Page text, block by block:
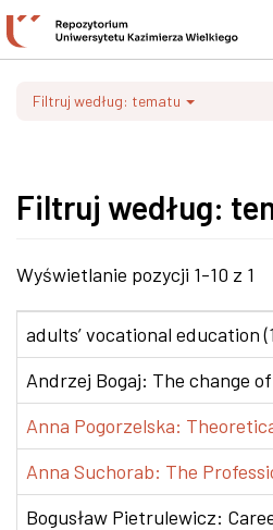
Filtruj według: tematu
Filtruj według:
Wyświetlanie pozycji 1-10 z 1
adults’ vocational education
Andrzej Bogaj: The change
Anna Pogorzelska:
Anna Suchorab: The
Bogusław Pietrulewicz: